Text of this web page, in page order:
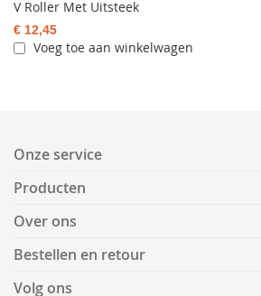
V Roller Met Uitsteek
€ 12,45
Voeg toe aan winkelwagen
Onze service
Producten
Over ons
Bestellen en retour
Volg ons